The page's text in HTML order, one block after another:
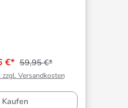
€* 59,95 €*
Versandkosten
Kaufen